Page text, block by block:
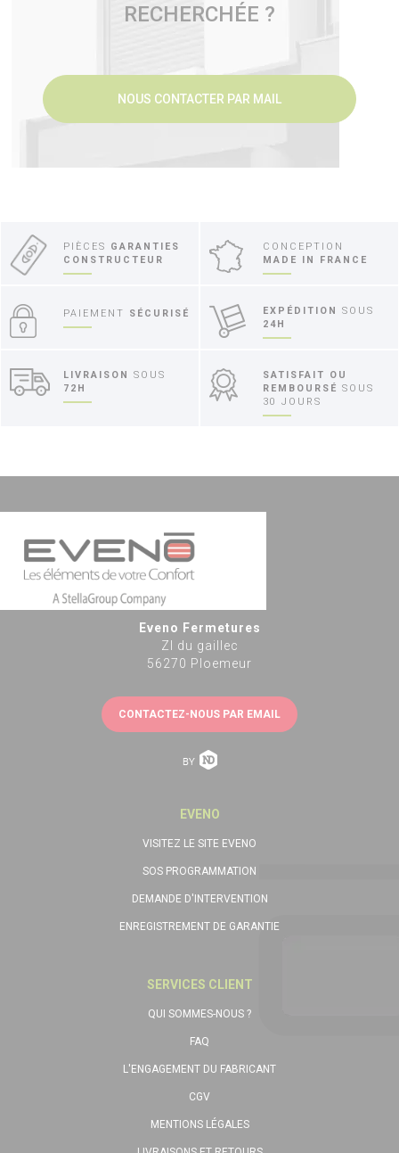
RECHERCHÉE ?
NOUS CONTACTER PAR MAIL
PIÈCES GARANTIES
CONSTRUCTEUR
CONCEPTION
MADE IN FRANCE
PAIEMENT SÉCURISÉ EXPÉDITION
SOUS
24H
LIVRAISON
SOUS
72H
SATISFAIT OU
REMBOURSÉ SOUS
30 JOURS
Eveno Fermetures
ZI du gaillec
56270 Ploemeur
CONTACTEZ-NOUS PAR EMAIL
EVENO
VISITEZ LE SITE EVENO
SOS PROGRAMMATION
DEMANDE D'INTERVENTION
ENREGISTREMENT DE GARANTIE
SERVICES CLIENT
QUI SOMMES-NOUS ?
FAQ
L'ENGAGEMENT DU FABRICANT
CGV
MENTIONS LÉGALES